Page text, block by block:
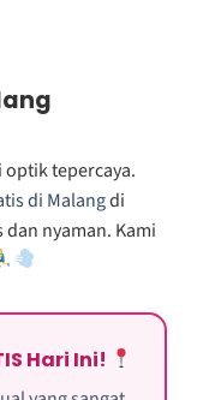
tepercaya.
di Malangdi
dan nyaman. Kami
Hari Ini!